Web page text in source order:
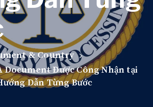
& Country
Document Được Công Nhận tại
Dẫn Từng Bước